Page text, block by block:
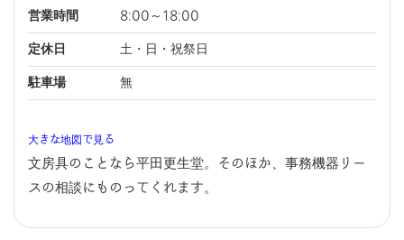
営業時間 8:00～18:00
定休日 土・日・祝祭日
駐車場 無
大きな地図で見る
文房具のことなら平田更生堂。そのほか、事務機器リー
スの相談にものってくれます。